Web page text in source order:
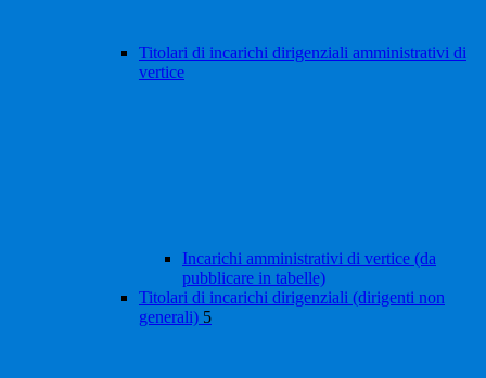
Titolari di incarichi dirigenziali amministrativi di
vertice
Incarichi amministrativi di vertice (da
pubblicare in tabelle)
Titolari di incarichi dirigenziali (dirigenti non
generali) 5